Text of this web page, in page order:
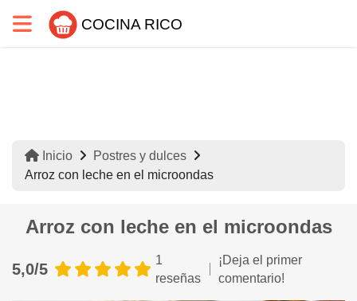
COCINA RICO
Inicio
Postres y dulces
Arroz con leche en el microondas
Arroz con leche en el microondas
5,0/5
1
reseñas
¡Deja el primer
comentario!